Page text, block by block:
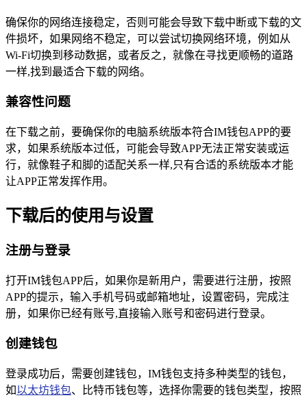
确保你的网络连接稳定，否则可能会导致下载中断或下载的文
件损坏，如果网络不稳定，可以尝试切换网络环境，例如从
Wi-Fi切换到移动数据，或者反之，就像在寻找更顺畅的道路
一样,找到最适合下载的网络。
兼容性问题
在下载之前，要确保你的电脑系统版本符合IM钱包APP的要
求，如果系统版本过低，可能会导致APP无法正常安装或运
行，就像鞋子和脚的适配关系一样,只有合适的系统版本才能
让APP正常发挥作用。
下载后的使用与设置
注册与登录
打开IM钱包APP后，如果你是新用户，需要进行注册，按照
APP的提示，输入手机号码或邮箱地址，设置密码，完成注
册，如果你已经有账号,直接输入账号和密码进行登录。
创建钱包
登录成功后，需要创建钱包，IM钱包支持多种类型的钱包，
如以太坊钱包、比特币钱包等，选择你需要的钱包类型，按照